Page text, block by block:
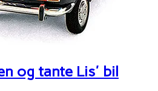
og tante Lis' bil